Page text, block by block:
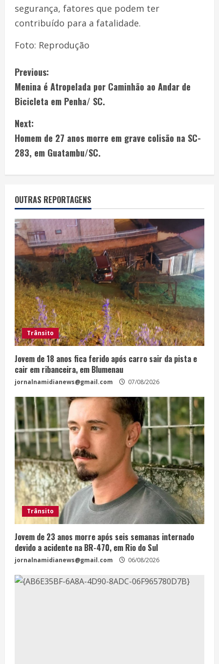
segurança, fatores que podem ter
contribuído para a fatalidade.
Foto: Reprodução
Previous:
Menina é Atropelada por Caminhão ao Andar de
Bicicleta em Penha/ SC.
Next:
Homem de 27 anos morre em grave colisão na SC-
283, em Guatambu/SC.
OUTRAS REPORTAGENS
Trânsito
Jovem de 18 anos fica ferido após carro sair da pista e
cair em ribanceira, em Blumenau
jornalnamidianews@gmail.com 07/08/2026
Trânsito
Jovem de 23 anos morre após seis semanas internado
devido a acidente na BR-470, em Rio do Sul
jornalnamidianews@gmail.com 06/08/2026